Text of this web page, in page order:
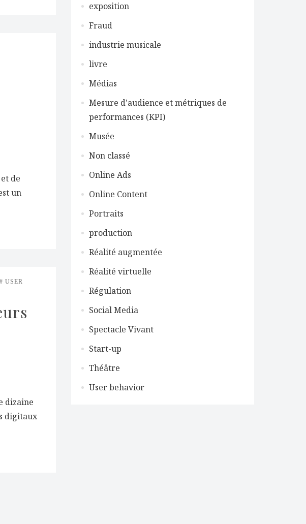
de
un
USER
dizaine
digitaux
exposition
Fraud
industrie musicale
livre
Médias
Mesure d'audience et métriques de
performances (KPI)
Musée
Non classé
Online Ads
Online Content
Portraits
production
Réalité augmentée
Réalité virtuelle
Régulation
Social Media
Spectacle Vivant
Start-up
Théâtre
User behavior